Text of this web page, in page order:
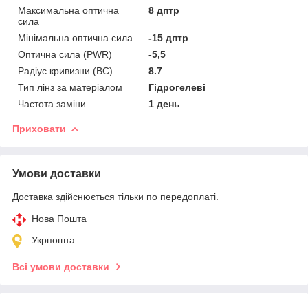
Максимальна оптична
сила
8 дптр
Мінімальна оптична сила
-15 дптр
Оптична сила (PWR)
-5,5
Радіус кривизни (BC)
8.7
Тип лінз за матеріалом
Гідрогелеві
Частота заміни
1 день
Приховати
Умови доставки
Доставка здійснюється тільки по передоплаті.
Нова Пошта
Укрпошта
Всі умови доставки